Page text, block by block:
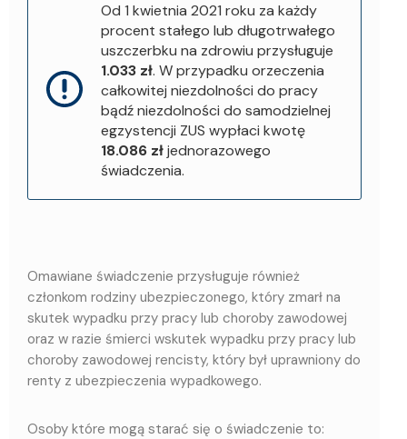
Od 1 kwietnia 2021 roku za każdy
procent stałego lub długotrwałego
uszczerbku na zdrowiu przysługuje
1.033 zł. W przypadku orzeczenia
całkowitej niezdolności do pracy
bądź niezdolności do samodzielnej
egzystencji ZUS wypłaci kwotę
18.086 złjednorazowego
świadczenia.
Omawiane świadczenie przysługuje również
członkom rodziny ubezpieczonego, który zmarł na
skutek wypadku przy pracy lub choroby zawodowej
oraz w razie śmierci wskutek wypadku przy pracy lub
choroby zawodowej rencisty, który był uprawniony do
renty z ubezpieczenia wypadkowego.
Osoby które mogą starać się o świadczenie to: